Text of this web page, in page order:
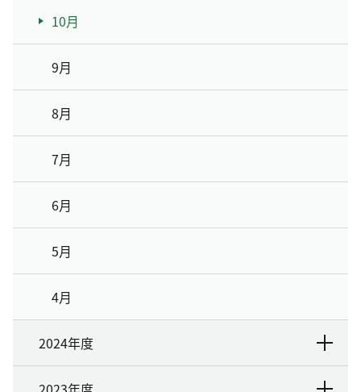
10月
9月
8月
7月
6月
5月
4月
2024年度